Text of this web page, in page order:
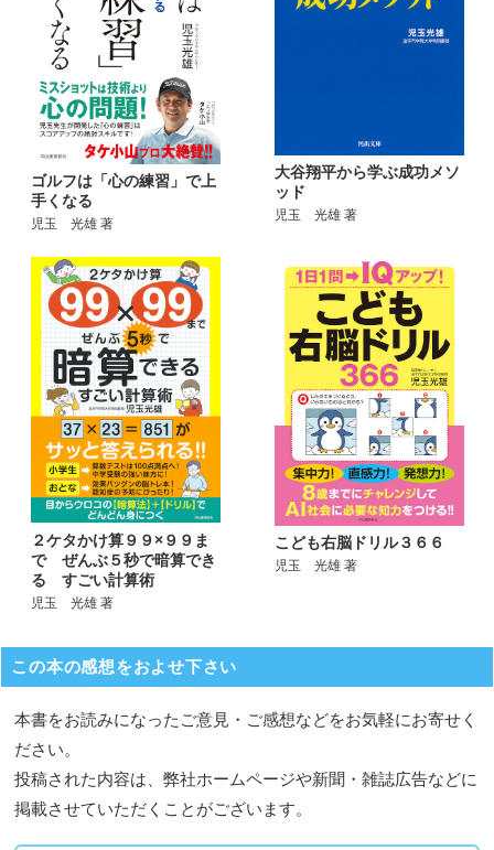
ゴルフは「心の練習」で上
手くなる
児玉 光雄 著
大谷翔平から学ぶ成功メソ
ッド
児玉 光雄 著
２ケタかけ算９９×９９ま
で ぜんぶ５秒で暗算でき
る すごい計算術
児玉 光雄 著
こども右脳ドリル３６６
児玉 光雄 著
この本の感想をおよせ下さい
本書をお読みになったご意見・ご感想などをお気軽にお寄せく
ださい。
投稿された内容は、弊社ホームページや新聞・雑誌広告などに
掲載させていただくことがございます。